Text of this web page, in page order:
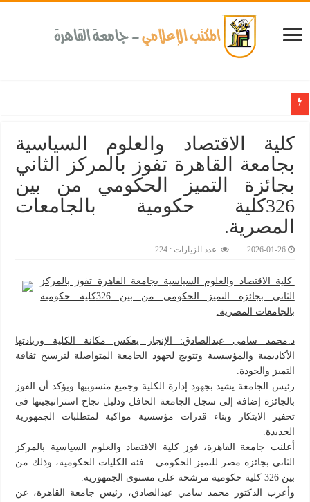
كلية الاقتصاد والعلوم السياسية
بجامعة القاهرة تفوز بالمركز الثاني
بجائزة التميز الحكومي من بين
326كلية حكومية بالجامعات
المصرية.‎
2026-01-26 عدد الزيارات : 224
كلية الاقتصاد والعلوم السياسية بجامعة القاهرة تفوز بالمركز
الثاني بجائزة التميز الحكومي من بين 326كلية حكومية
بالجامعات المصرية.
د.محمد سامى عبدالصادق: الإنجاز يعكس مكانة الكلية وريادتها
الأكاديمية والمؤسسية وتتويج لجهود الجامعة المتواصلة لترسيخ ثقافة
التميز والجودة.
رئيس الجامعة يشيد بجهود إدارة الكلية وجميع منسوبيها ويؤكد أن الفوز
بالجائزة إضافة إلى سجل الجامعة الحافل ودليل نجاح استراتيجيتها فى
تحفيز الابتكار وبناء قدرات مؤسسية مواكبة لمتطلبات الجمهورية
الجديدة.
أعلنت جامعة القاهرة، فوز كلية الاقتصاد والعلوم السياسية بالمركز
الثاني بجائزة مصر للتميز الحكومي – فئة الكليات الحكومية، وذلك من
بين 326 كلية حكومية مرشحة على مستوى الجمهورية.
وأعرب الدكتور محمد سامي عبدالصادق، رئيس جامعة القاهرة، عن